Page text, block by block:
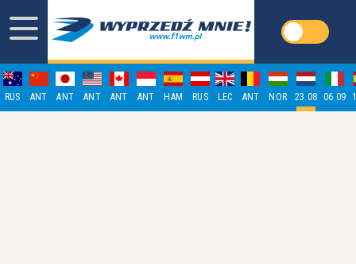
RUS ANT ANT ANT ANT ANT HAM RUS LEC ANT NOR 23.08 06.09